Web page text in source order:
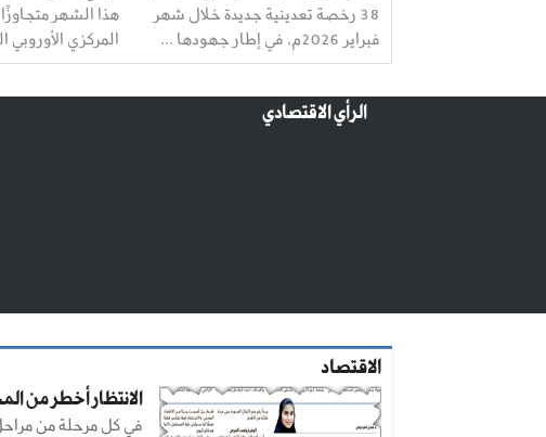
38 رخصة تعدينية جديدة خلال شهر
فبراير 2026م، في إطار جهودها ...
هذا الشهر
المركزي الأوروبي
الرأي الاقتصادي
الاقتصاد
الانتظار أخطر من
في كل مرحلة من مراحل